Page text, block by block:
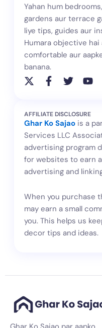
Yahan hum
gardens aur terrace
liye tips, guides aur
Humara objective hai
comfortable aur
banana.
X
w
i
t
t
e
r
F
e
b
o
o
k
-
f
T
t
t
e
r
Y
t
u
b
e
AFFILIATE DISCLOSURE
Ghar Ko Sajaois a
Services LLC
advertising program
for websites to earn
advertising and
When you purchase
may earn a small
you. This helps us
decor tips and ideas.